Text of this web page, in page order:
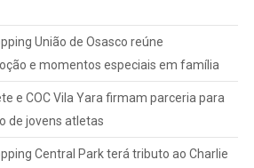
União de Osasco reúne
e momentos especiais em família
e COC Vila Yara firmam parceria para
de jovens atletas
Central Park terá tributo ao Charlie